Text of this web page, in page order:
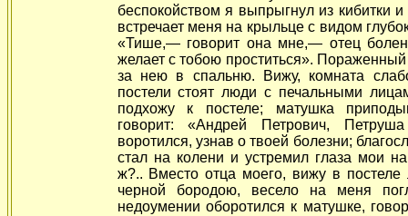
беспокойством я выпрыгнул из кибитки
встречает меня на крыльце с видом
«Тише,— говорит она мне,— отец
желает с тобою проститься».
за нею в спальню. Вижу, комната
постели стоят люди с печальными
подхожу к постеле; матушка
говорит: «Андрей Петрович,
воротился, узнав о твоей болезни;
стал на колени и устремил глаза мои
ж?.. Вместо отца моего, вижу в постеле
черной бородою, весело на меня
недоумении оборотился к матушке,